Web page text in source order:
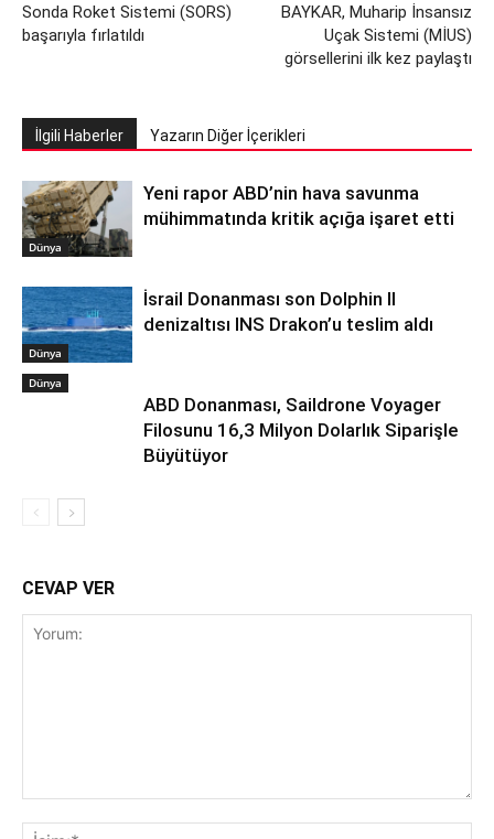
Sonda Roket Sistemi (SORS)
başarıyla fırlatıldı
BAYKAR, Muharip İnsansız
Uçak Sistemi (MİUS)
görsellerini ilk kez paylaştı
İlgili Haberler Yazarın Diğer İçerikleri
Dünya
Yeni rapor ABD’nin hava savunma
mühimmatında kritik açığa işaret etti
Dünya
İsrail Donanması son Dolphin II
denizaltısı INS Drakon’u teslim aldı
Dünya
ABD Donanması, Saildrone Voyager
Filosunu 16,3 Milyon Dolarlık Siparişle
Büyütüyor
CEVAP VER